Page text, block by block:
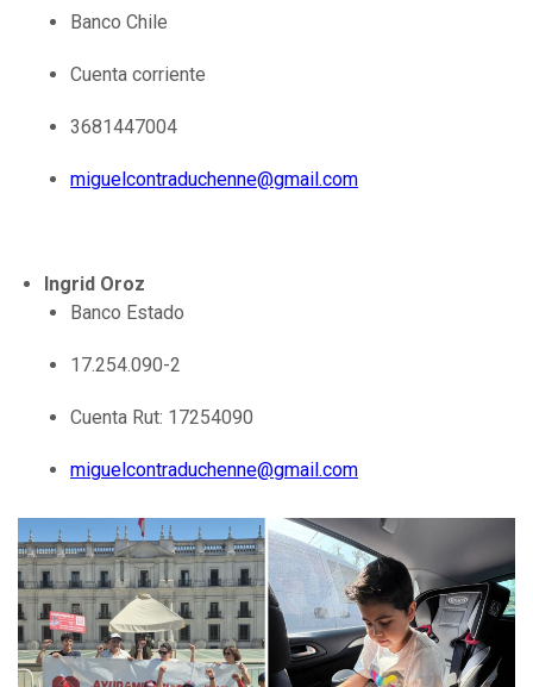
Banco Chile
Cuenta corriente
3681447004
miguelcontraduchenne@gmail.com
Ingrid Oroz
Banco Estado
17.254.090-2
Cuenta Rut: 17254090
miguelcontraduchenne@gmail.com